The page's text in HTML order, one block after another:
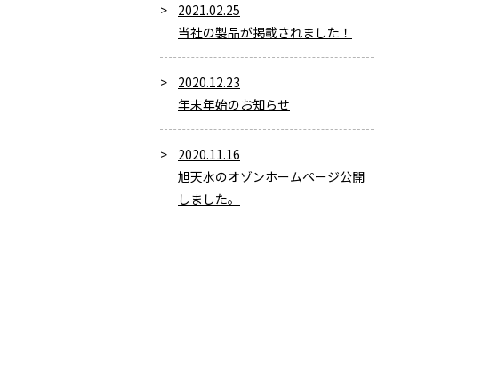
2021.02.25
当社の製品が掲載されました！
2020.12.23
年末年始のお知らせ
2020.11.16
旭天水のオゾンホームページ公開
しました。